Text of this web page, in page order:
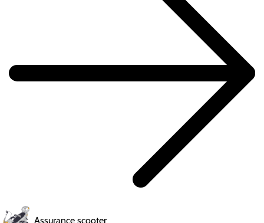
Assurance scooter